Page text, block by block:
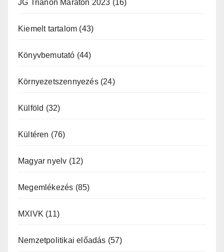
JG Trianon Maraton 2023 (16)
Kiemelt tartalom (43)
Könyvbemutató (44)
Környezetszennyezés(24)
Külföld (32)
Kültéren (76)
Magyar nyelv (12)
Megemlékezés (85)
MXIVK (11)
Nemzetpolitikai előadás (57)